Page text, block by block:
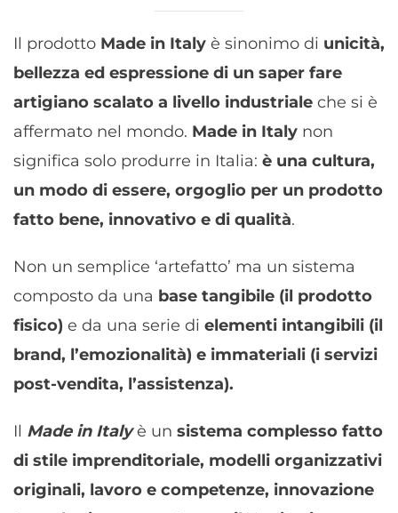
Il prodotto Made in Italy è sinonimo di unicità,
bellezza ed espressione di un saper fare
artigiano scalato a livello industriale che si è
affermato nel mondo. Made in Italy non
significa solo produrre in Italia: è una cultura,
un modo di essere, orgoglio per un prodotto
fatto bene, innovativo e di qualità.
Non un semplice ‘artefatto’ ma un sistema
composto da una base tangibile (il prodotto
fisico) e da una serie di elementi intangibili (il
brand, l’emozionalità) e immateriali (i servizi
post-vendita, l’assistenza).
Il Made in Italyè un sistema complesso fatto
di stile imprenditoriale, modelli organizzativi
originali, lavoro e competenze, innovazione